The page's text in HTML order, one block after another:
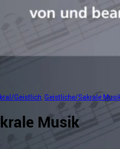
Geistlich ,Geistliche/Sakrale
Musik